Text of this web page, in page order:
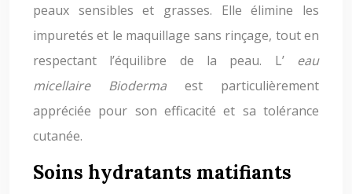
peaux sensibles et grasses. Elle élimine les
impuretés et le maquillage sans rinçage, tout en
respectant l’équilibre de la peau. L’ eau
micellaire Bioderma est particulièrement
appréciée pour son efficacité et sa tolérance
cutanée.
Soins hydratants matifiants